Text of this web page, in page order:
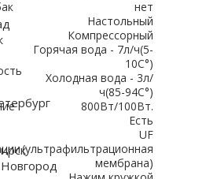
нет
Настольный
Компрессорный
Горячая вода - 7л/ч(5-
10C°)
Холодная вода - 3л/
ч(85-94C°)
800Вт/100Вт.
Есть
UF
(ультрафильтрационная
мембрана)